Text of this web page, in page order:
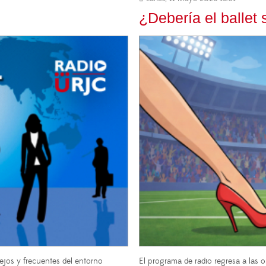
y frecuentes del entorno
¿Debería el ballet
El programa de radio regresa a las